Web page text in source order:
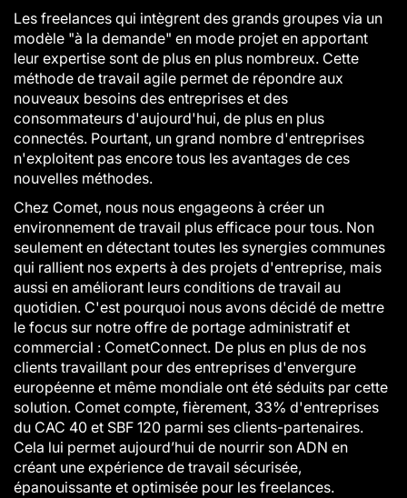
Les freelances qui intègrent des grands groupes via un
modèle "à la demande" en mode projet en apportant
leur expertise sont de plus en plus nombreux. Cette
méthode de travail agile permet de répondre aux
nouveaux besoins des entreprises et des
consommateurs d'aujourd'hui, de plus en plus
connectés. Pourtant, un grand nombre d'entreprises
n'exploitent pas encore tous les avantages de ces
nouvelles méthodes.
Chez Comet, nous nous engageons à créer un
environnement de travail plus efficace pour tous. Non
seulement en détectant toutes les synergies communes
qui rallient nos experts à des projets d'entreprise, mais
aussi en améliorant leurs conditions de travail au
quotidien. C'est pourquoi nous avons décidé de mettre
le focus sur notre offre de portage administratif et
commercial : CometConnect. De plus en plus de nos
clients travaillant pour des entreprises d'envergure
européenne et même mondiale ont été séduits par cette
solution. Comet compte, fièrement, 33% d'entreprises
du CAC 40 et SBF 120 parmi ses clients-partenaires.
Cela lui permet aujourd’hui de nourrir son ADN en
créant une expérience de travail sécurisée,
épanouissante et optimisée pour les freelances.